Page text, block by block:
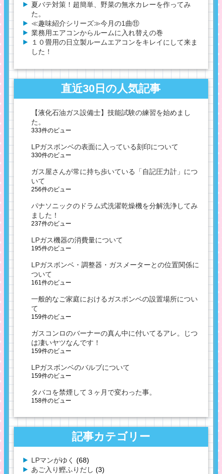
夏バテ対策！超簡単、野菜の無水カレーを作ってみ
た。
≪趣味紹介シリーズ≫今月の1曲⑪
業務用エアコンからルームに入れ替えの巻
１０畳用の日立製ルームエアコンをキレイにして来ま
した！
直近30日の人気記事
【液化石油ガス設備士】技能試験の練習を始めまし
た。
333件のビュー
LPガスボンベの表面に入っている刻印について
330件のビュー
ガス屋さんが常に持ち歩いている「自記圧力計」につ
いて
256件のビュー
パナソニックのドラム式洗濯乾燥機を分解洗浄してみ
ました！
237件のビュー
LPガス機器の消費量について
195件のビュー
LPガスボンベ・調整器・ガスメーターとの位置関係に
ついて
161件のビュー
一般的なご家庭におけるガスボンベの設置場所につい
て
159件のビュー
ガスコンロのバーナーの真ん中に付いてるアレ。じつ
は凄いヤツなんです！
159件のビュー
LPガスボンベのバルブについて
159件のビュー
タバコを禁煙して３ヶ月で変わった事。
158件のビュー
記事カテゴリー
LPマンがゆく (68)
あご入り鰹ふりだし (3)